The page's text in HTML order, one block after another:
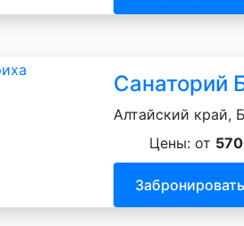
Санаторий
Алтайский край,
Цены: от
Забронировать